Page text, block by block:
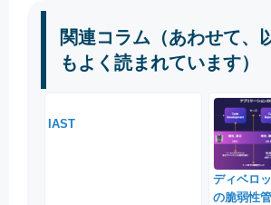
関連コラム（あわせて、
もよく読まれています）
IAST
ディベロ
の脆弱性